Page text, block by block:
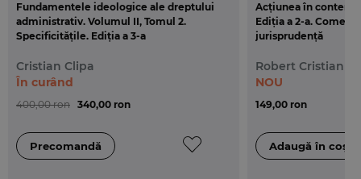
Fundamentele ideologice ale dreptului
administrativ. Volumul II, Tomul 2.
Specificitățile. Ediția a 3-a
Cristian Clipa
400,00 ron 340,00 ron
În curând
Acțiunea în
Ediția a 2-a.
jurisprudenţă
Robert Cristian
149,00 ron
NOU